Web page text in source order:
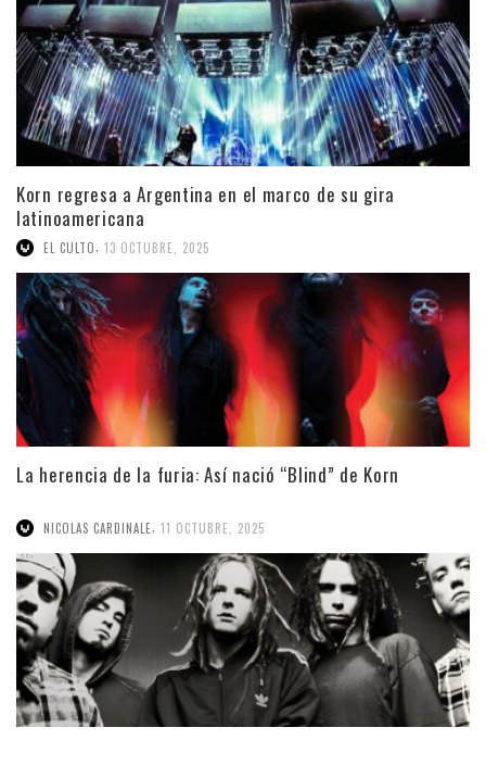
Korn regresa a Argentina en el marco de su gira
latinoamericana
EL CULTO, 13 OCTUBRE, 2025
La herencia de la furia: Así nació “Blind” de Korn
NICOLAS CARDINALE 11 OCTUBRE, 2025